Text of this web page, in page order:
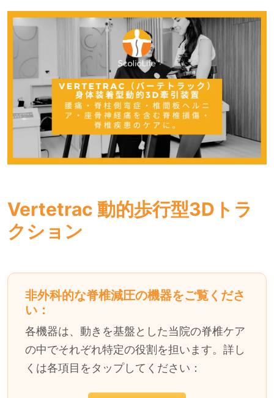
Vertetrac 動的歩行型3Dトラ
クション
非外科的な脊椎減圧の機器をご覧くださ
い：
各機器は、動きを基盤とした当院の脊椎ケア
の中でそれぞれ特定の役割を担います。詳し
くは各項目をタップしてください：